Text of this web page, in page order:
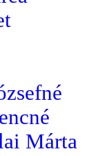
Márta